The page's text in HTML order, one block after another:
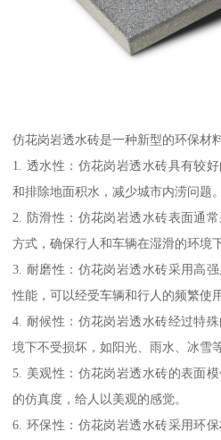
仿花岗岩透水砖是一种新型的环保材
1. 透水性：仿花岗岩透水砖具有较
和排除地面积水，减少城市内涝问题。
2. 防滑性：仿花岗岩透水砖表面通
方式，确保行人和车辆在湿滑的环境
3. 耐磨性：仿花岗岩透水砖采用高
性能，可以经受车辆和行人的频繁使
4. 耐候性：仿花岗岩透水砖经过特
境下不受损坏，如阳光、雨水、冰雪等
5. 美观性：仿花岗岩透水砖的表面
的仿真度，给人以美观的感觉。
6. 环保性：仿花岗岩透水砖采用环